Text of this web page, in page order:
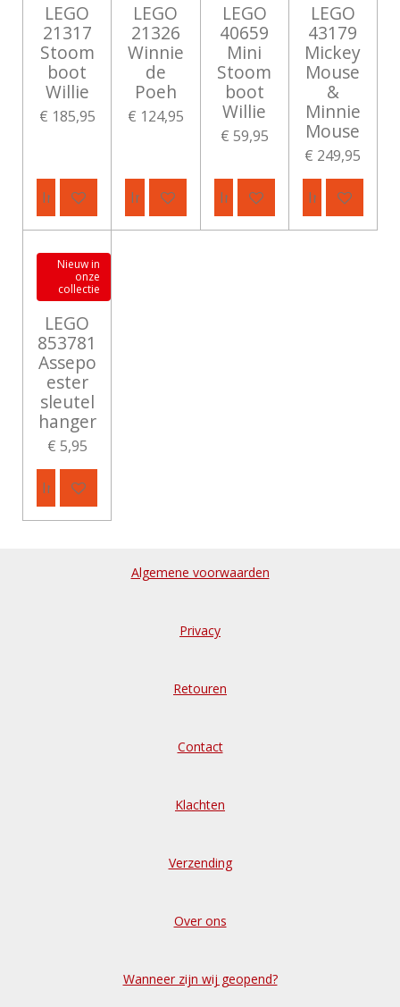
LEGO
21317
Stoom
boot
Willie
€ 185,95
In winkelwagen
LEGO
21326
Winnie
de
Poeh
€ 124,95
In winkelwagen
LEGO
40659
Mini
Stoom
boot
Willie
€ 59,95
In winkelwagen
LEGO
43179
Mickey
Mouse
&
Minnie
Mouse
€ 249,95
In
Nieuw in
onze
collectie
LEGO
853781
Assepo
ester
sleutel
hanger
€ 5,95
In winkelwagen
Algemene voorwaarden
Privacy
Retouren
Contact
Klachten
Verzending
Over ons
Wanneer zijn wij geopend?